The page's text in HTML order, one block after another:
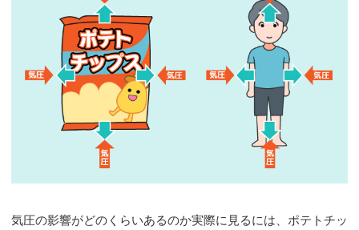
気圧の影響がどのくらいあるのか実際に見るには、ポテトチッ